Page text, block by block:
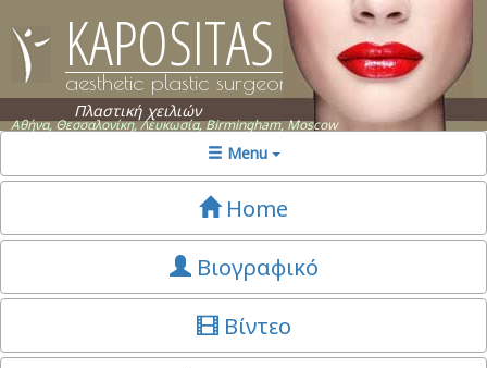
KAPOSITAS
aesthetic plastic surgeon
Πλαστική χειλιών
Αθήνα, Θεσσαλονίκη, Λευκωσία, Birmingham, Moscow
Menu
Home
Βιογραφικό
Βίντεο